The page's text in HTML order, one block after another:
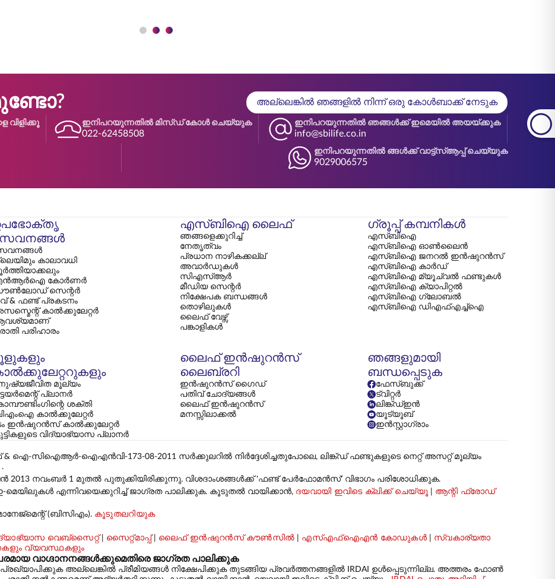
അല്ലെങ്കിൽ ഞങ്ങളിൽ നിന്ന് ഒരു കോൾബാക്ക് നേടുക
വിളിക്കൂ ഇനിപറയുന്നതിൽ മിസ്ഡ് കോൾ ചെയ്യുക
022-62458508
ഇനിപറയുന്നതിൽ ഞങ്ങൾക്ക് ഇമെയിൽ അയയ്ക്കുക
info@sbilife.co.in
ഇനിപറയുന്നതിൽ ങ്ങൾക്ക് വാട്ട്‌സ്ആപ്പ് ചെയ്യുക
9029006575
കാലാവധി
കോർണർ
സെന്റർ
& ഫണ്ട് പ്രകടനം
കാൽക്കുലേറ്റർ
പരിഹാരം
എസ്‌ബിഐ ലൈഫ്
ഞങ്ങളെക്കുറിച്ച്
നേതൃത്വം
പ്രധാന നാഴികക്കല്ല്
അവാർഡുകൾ
സി‌എസ്‌ആർ
മീഡിയ സെന്റർ
നിക്ഷേപക ബന്ധങ്ങൾ
തൊഴിലുകൾ
ലൈഫ് വേഴ്സ്
പങ്കാളികൾ
ഗ്രൂപ്പ് കമ്പനികൾ
എസ്‌ബി‌ഐ
എസ്‌ബി‌ഐ ഓൺലൈൻ
എസ്‌ബി‌ഐ ജനറൽ ഇൻഷുറൻസ്
എസ്‌ബി‌ഐ കാർഡ്
എസ്‌ബി‌ഐ മ്യൂച്വൽ ഫണ്ടുകൾ
എസ്‌ബി‌ഐ ക്യാപിറ്റൽ
എസ്‌ബി‌ഐ ഗ്ലോബൽ
എസ്‌ബി‌ഐ ഡി‌എഫ്‌എച്ച്‌ഐ
മൂല്യം
പ്ലാനർ
ശക്തി
കാൽക്കുലേറ്റർ
ഇൻഷുറൻസ് കാൽക്കുലേറ്റർ
വിദ്യാഭ്യാസ പ്ലാനർ
ലൈഫ് ഇൻഷുറൻസ്
ലൈബ്രറി
ഇൻഷുറൻസ് ഗൈഡ്
പതിവ് ചോദ്യങ്ങൾ
ലൈഫ് ഇൻഷുറൻസ്
മനസ്സിലാക്കൽ
ഞങ്ങളുമായി
ബന്ധപ്പെടുക
ഫേസ്ബുക്ക്
ട്വിറ്റർ
ലിങ്ക്ഡ്ഇൻ
യൂട്യൂബ്
ഇൻസ്റ്റാഗ്രാം
ഐഎൻവി-173-08-2011 സർക്കുലറിൽ നിർദ്ദേശിച്ചതുപോലെ, ലിങ്ക്ഡ് ഫണ്ടുകളുടെ നെറ്റ് അസറ്റ് മൂല്യം
.
നവംബർ 1 മുതൽ പുതുക്കിയിരിക്കുന്നു. വിശദാംശങ്ങൾക്ക് 'ഫണ്ട് പേർഫോമൻസ്' വിഭാഗം പരിശോധിക്കുക.
എന്നിവയെക്കുറിച്ച് ജാഗ്രത പാലിക്കുക. കൂടുതൽ വായിക്കാൻ, ദയവായി ഇവിടെ ക്ലിക്ക് ചെയ്യൂ| ആന്റി ഫ്രോഡ്
(ബിസിഎം). കൂടുതലറിയുക
വെബ്‌സൈറ്റ്| സൈറ്റ്മാപ്പ്| ലൈഫ് ഇൻഷുറൻസ് കൗൺസിൽ എസ്എഫ്ഐഎൻ കോഡുകൾ| സ്വകാര്യതാ
വ്യവസ്ഥകളും
വാഗ്ദാനനങ്ങൾക്കുമെതിരെ ജാഗ്രത പാലിക്കുക
അല്ലെങ്കിൽ പ്രീമിയങ്ങൾ നിക്ഷേപിക്കുക തുടങ്ങിയ പ്രവർത്തനങ്ങളിൽ IRDAI ഉൾപ്പെടുന്നില്ല. അത്തരം ഫോൺ